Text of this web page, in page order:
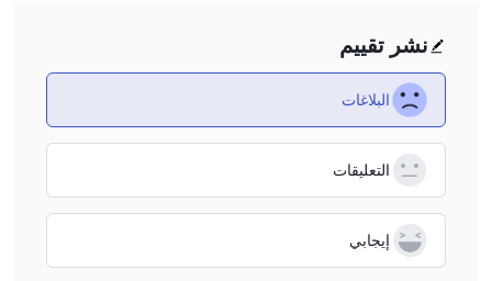
نشر تقييم
البلاغات
التعليقات
إيجابي